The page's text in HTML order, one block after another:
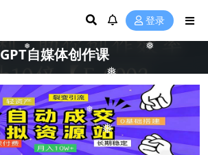
❅
❅
❅
❅
❅
登录
GPT自媒体创作课